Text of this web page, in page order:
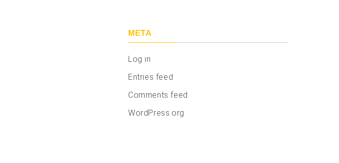
META
Log in
Entries feed
Comments feed
WordPress.org